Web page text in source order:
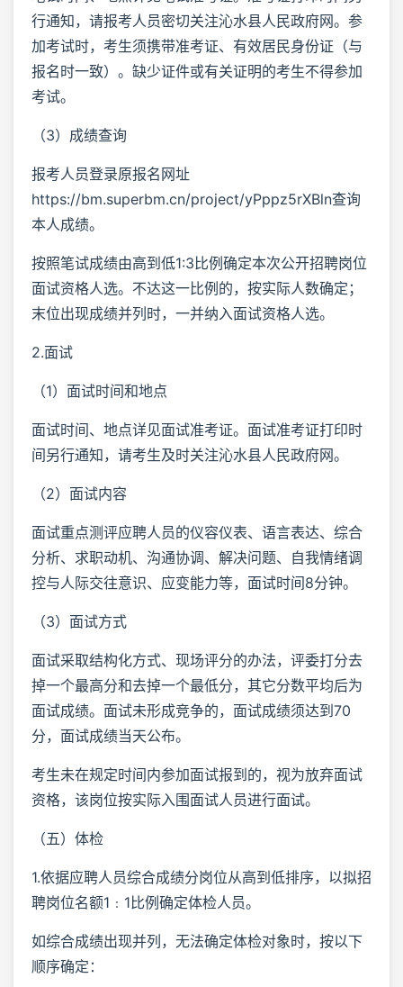
行通知，请报考人员密切关注沁水县人民政府网。参
加考试时，考生须携带准考证、有效居民身份证（与
报名时一致）。缺少证件或有关证明的考生不得参加
考试。
（3）成绩查询
报考人员登录原报名网址
https://bm.superbm.cn/project/yPppz5rXBln查询
本人成绩。
按照笔试成绩由高到低1:3比例确定本次公开招聘岗位
面试资格人选。不达这一比例的，按实际人数确定；
末位出现成绩并列时，一并纳入面试资格人选。
2.面试
（1）面试时间和地点
面试时间、地点详见面试准考证。面试准考证打印时
间另行通知，请考生及时关注沁水县人民政府网。
（2）面试内容
面试重点测评应聘人员的仪容仪表、语言表达、综合
分析、求职动机、沟通协调、解决问题、自我情绪调
控与人际交往意识、应变能力等，面试时间8分钟。
（3）面试方式
面试采取结构化方式、现场评分的办法，评委打分去
掉一个最高分和去掉一个最低分，其它分数平均后为
面试成绩。面试未形成竞争的，面试成绩须达到70
分，面试成绩当天公布。
考生未在规定时间内参加面试报到的，视为放弃面试
资格，该岗位按实际入围面试人员进行面试。
（五）体检
1.依据应聘人员综合成绩分岗位从高到低排序，以拟招
聘岗位名额1﹕1比例确定体检人员。
如综合成绩出现并列，无法确定体检对象时，按以下
顺序确定：